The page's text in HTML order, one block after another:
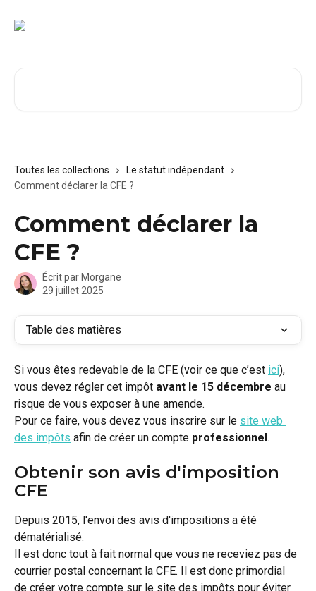
Toutes les collections
Le statut indépendant
Comment déclarer la CFE ?
Comment déclarer la
CFE ?
Écrit par Morgane
29 juillet 2025
Table des matières
Si vous êtes redevable de la CFE (voir ce que c’est ici),
vous devez régler cet impôt avant le 15 décembre au
risque de vous exposer à une amende.
Pour ce faire, vous devez vous inscrire sur le site web
des impôts afin de créer un compte professionnel.
Obtenir son avis d'imposition
CFE
Depuis 2015, l'envoi des avis d'impositions a été
dématérialisé.
Il est donc tout à fait normal que vous ne receviez pas de
courrier postal concernant la CFE. Il est donc primordial
de créer votre compte sur le site des impôts pour éviter